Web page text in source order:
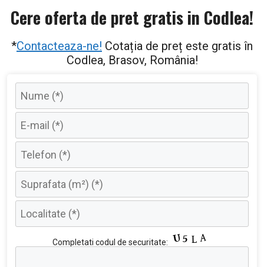
Cere oferta de pret gratis in Codlea!
*Contacteaza-ne! Cotația de preț este gratis în
Codlea, Brasov, România!
Completati codul de securitate: